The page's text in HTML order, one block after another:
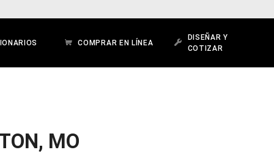
COMPRAR EN LÍNEA
DISEÑAR Y
COTIZAR
MO